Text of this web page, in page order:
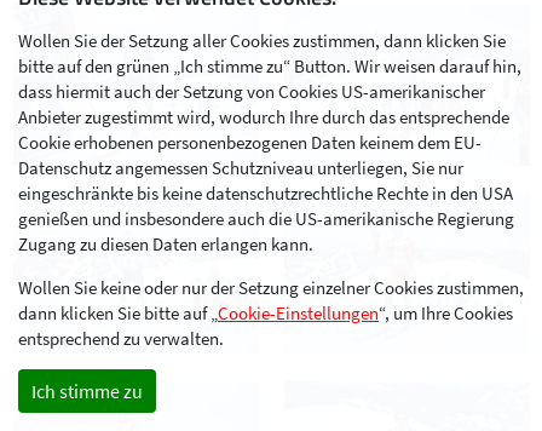
Wollen Sie der Setzung aller Cookies zustimmen, dann klicken Sie
bitte auf den grünen „Ich stimme zu“ Button. Wir weisen darauf hin,
dass hiermit auch der Setzung von Cookies US-amerikanischer
Anbieter zugestimmt wird, wodurch Ihre durch das entsprechende
Cookie erhobenen personenbezogenen Daten keinem dem EU-
Datenschutz angemessen Schutzniveau unterliegen, Sie nur
eingeschränkte bis keine datenschutzrechtliche Rechte in den USA
genießen und insbesondere auch die US-amerikanische Regierung
Zugang zu diesen Daten erlangen kann.
Wollen Sie keine oder nur der Setzung einzelner Cookies zustimmen,
dann klicken Sie bitte auf „Cookie-Einstellungen“, um Ihre Cookies
entsprechend zu verwalten.
Ich stimme zu